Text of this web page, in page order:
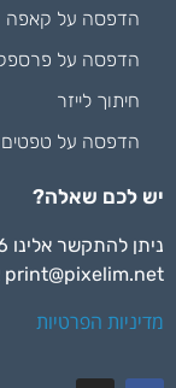
הדפסה על קאפה
הדפסה על
חיתוך לייזר
הדפסה על טפטים
יש לכם שאלה?
ניתן להתקשר אלינו 1700-706-906 , לשלוח מייל
print@pixelim.net
מדיניות הפרטיות